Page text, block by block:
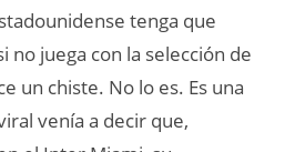
tenga que
no juega con la selección de
un chiste. No lo es. Es una
venía a decir que,